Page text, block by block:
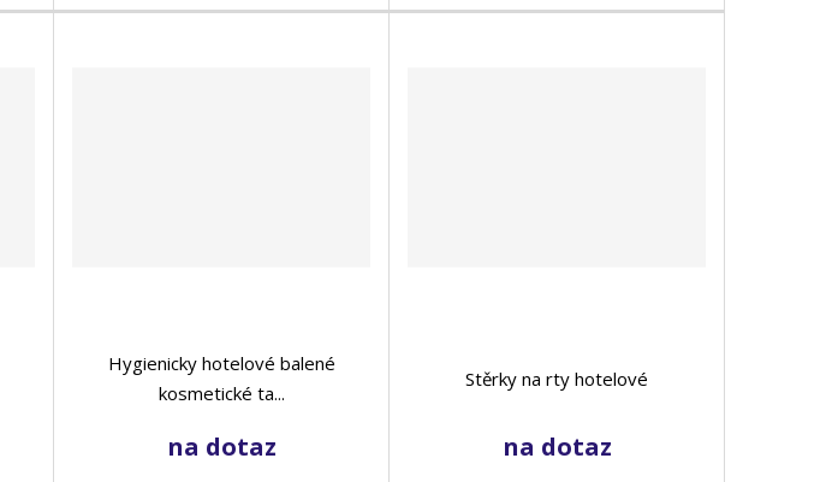
Hygienicky hotelové balené
kosmetické ta...
na dotaz
Stěrky na rty hotelové
na dotaz